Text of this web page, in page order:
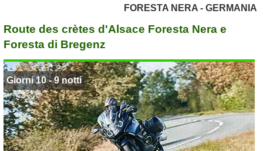
FORESTA NERA - GERMANIA
Route des crètes d'Alsace Foresta Nera e
Foresta di Bregenz
Giorni 10 - 9 notti